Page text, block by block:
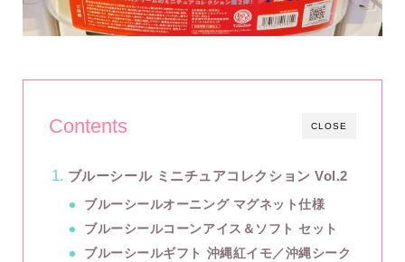
CLOSE
Contents
ブルーシール ミニチュアコレクション Vol.2
ブルーシールオーニング マグネット仕様
ブルーシールコーンアイス＆ソフト セット
ブルーシールギフト 沖縄紅イモ／沖縄シーク